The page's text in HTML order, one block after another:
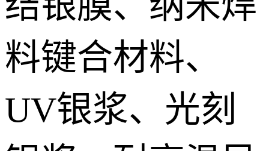
料键合材料、
UV银浆、光刻